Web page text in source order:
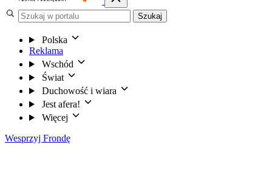
Szukaj
Polska
Reklama
Wschód
Świat
Duchowość i wiara
Jest afera!
Więcej
Wesprzyj Frondę